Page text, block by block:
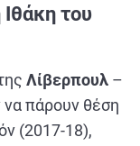
του
Λίβερπουλ –
να πάρουν θέση
(2017‑18),